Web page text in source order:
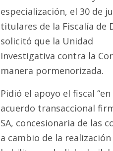
especialización, el 30 de
titulares de la Fiscalía de
solicitó que la Unidad
Investigativa contra la
manera pormenorizada.
Pidió el apoyo el fiscal
acuerdo transaccional
SA, concesionaria de las
a cambio de la